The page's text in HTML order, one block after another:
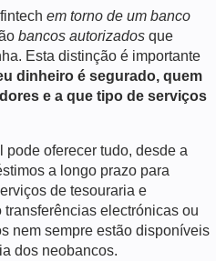
em torno de um banco
bancos autorizados que
Esta distinção é importante
dinheiro é segurado, quem
e a que tipo de serviços
pode oferecer tudo, desde a
a longo prazo para
de tesouraria e
electrónicas ou
nem sempre estão disponíveis
dos neobancos.